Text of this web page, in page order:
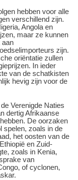
hebben voor alle
verschillend zijn.
Angola en
maar ze kunnen
aan
zijn.
oriëntatie zullen
In ieder
van de schatkisten
hevig zijn voor de
Verenigde Naties
dertig Afrikaanse
De oorzaken
spelen, zoals in de
het oosten van de
en Zuid-
zoals in Kenia,
van
of cyclonen,